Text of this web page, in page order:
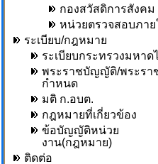
กองสวัสดิการสังคม
หน่วยตรวจสอบภาย
ระเบียบ/กฎหมาย
ระเบียบกระทรวงมหาด
พระราชบัญญัติ/พระรา
กำหนด
มติ ก.อบต.
กฎหมายที่เกี่ยวข้อง
ข้อบัญญัติหน่วย
งาน(กฎหมาย)
ติดต่อ